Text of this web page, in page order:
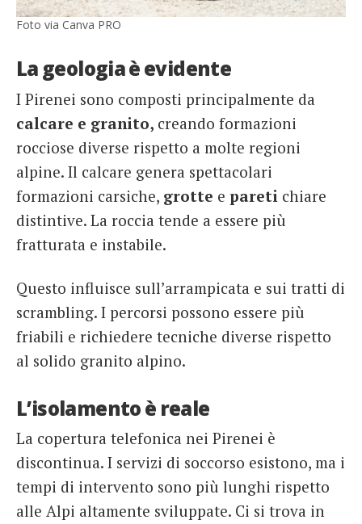
Foto via Canva PRO
La geologia è evidente
I Pirenei sono composti principalmente da
calcare e granito, creando formazioni
rocciose diverse rispetto a molte regioni
alpine. Il calcare genera spettacolari
formazioni carsiche, grotte e pareti chiare
distintive. La roccia tende a essere più
fratturata e instabile.
Questo influisce sull’arrampicata e sui tratti di
scrambling. I percorsi possono essere più
friabili e richiedere tecniche diverse rispetto
al solido granito alpino.
L’isolamento è reale
La copertura telefonica nei Pirenei è
discontinua. I servizi di soccorso esistono, ma i
tempi di intervento sono più lunghi rispetto
alle Alpi altamente sviluppate. Ci si trova in